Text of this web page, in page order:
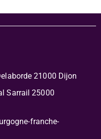
21000 Dijon
Sarrail 25000
franche-